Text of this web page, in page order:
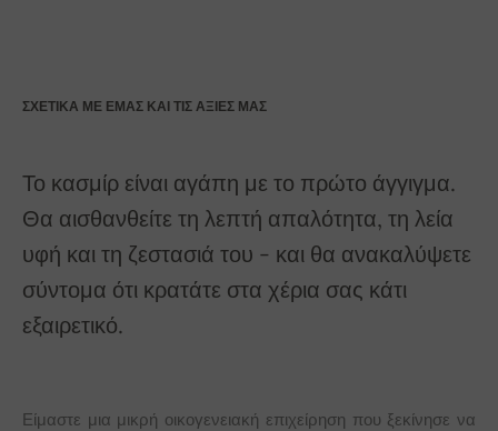
ΣΧΕΤΙΚΆ ΜΕ ΕΜΆΣ ΚΑΙ ΤΙΣ ΑΞΊΕΣ ΜΑΣ
Το κασμίρ είναι αγάπη με το πρώτο άγγιγμα.
Θα αισθανθείτε τη λεπτή απαλότητα, τη λεία
υφή και τη ζεστασιά του - και θα ανακαλύψετε
σύντομα ότι κρατάτε στα χέρια σας κάτι
εξαιρετικό.
Είμαστε μια μικρή οικογενειακή επιχείρηση που ξεκίνησε να